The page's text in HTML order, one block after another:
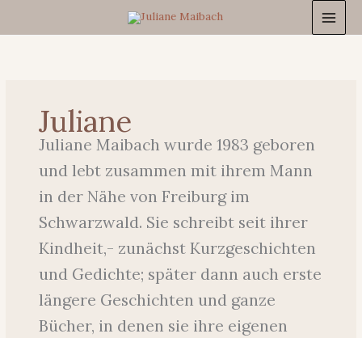
springen
Juliane
Juliane Maibach wurde 1983 geboren
und lebt zusammen mit ihrem Mann
in der Nähe von Freiburg im
Schwarzwald. Sie schreibt seit ihrer
Kindheit,- zunächst Kurzgeschichten
und Gedichte; später dann auch erste
längere Geschichten und ganze
Bücher, in denen sie ihre eigenen